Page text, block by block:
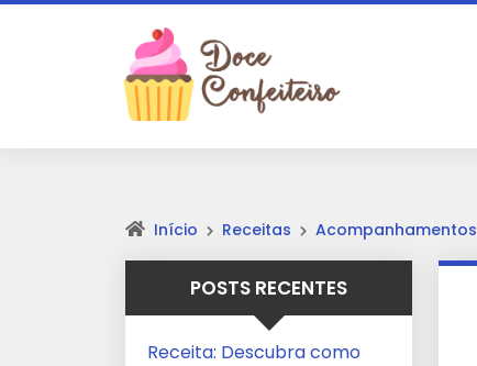
Início Receitas Acompanhamentos
POSTS RECENTES
Receita: Descubra como